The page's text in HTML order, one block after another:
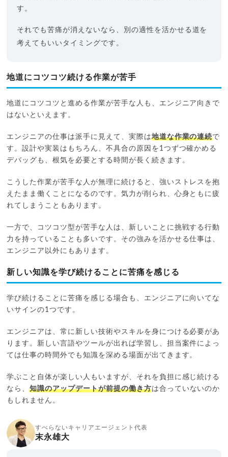
す。
それでも苦痛が消えないなら、別の適性を活かせる道を
考えてもいいタイミングです。
地道にコツコツ続ける作業が苦手
地道にコツコツと進める作業が苦手な人も、エンジニア向きで
はないといえます。
エンジニアの仕事は派手に見えて、実際は地道な作業の連続で
す。設計や実装はもちろん、不具合の原因を1つずつ確かめる
デバッグも、根気を必要とする時間が長く続きます。
こうした作業が苦手な人が無理に続けると、強いストレスを抱
えたまま働くことになるのです。気力が削られ、心身ともに疲
れてしまうこともあります。
一方で、コツコツ型が苦手な人は、新しいことに挑戦する行動
力を持っていることも多いです。その強みを活かせる仕事は、
エンジニア以外にもあります。
新しい知識を学び続けることに苦痛を感じる
学び続けることに苦痛を感じる場合も、エンジニアに向いてな
いサインの1つです。
エンジニアは、常に新しい技術やスキルを身につける必要があ
ります。新しい言語やツールが出れば学習し、担当案件によっ
ては仕事の時間外でも知識を深める場面が出てきます。
学ぶこと自体が楽しい人もいますが、それを負担に感じ続ける
なら、知識のアップデートが前提の働き方は合っていないのか
もしれません。
すべらないキャリアエージェント代表
末永雄大